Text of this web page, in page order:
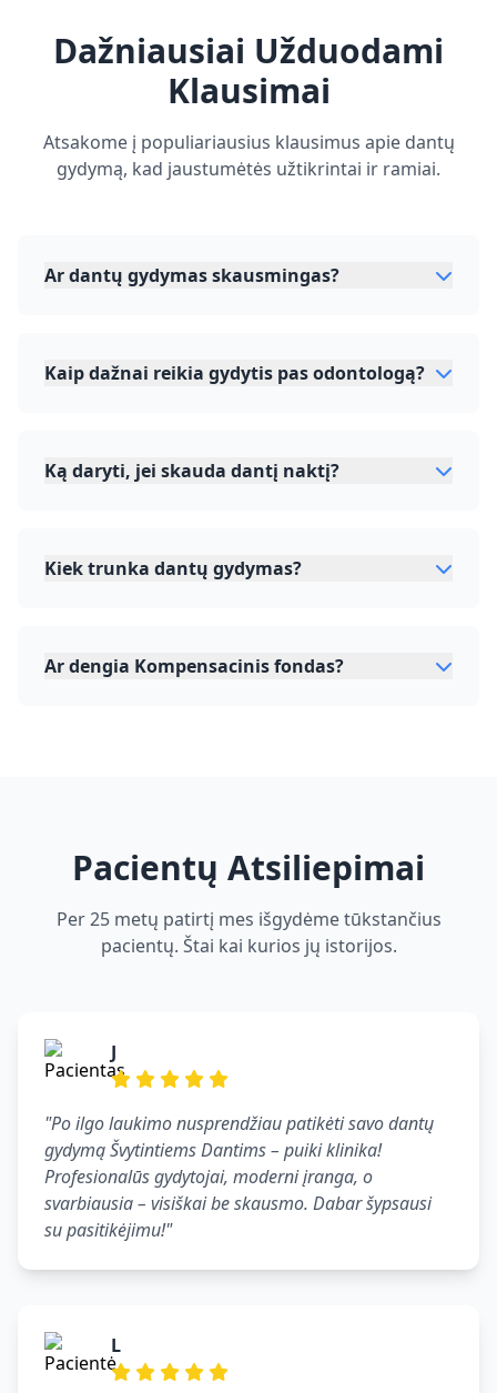
Dažniausiai Užduodami
Klausimai
Atsakome į populiariausius klausimus apie dantų
gydymą, kad jaustumėtės užtikrintai ir ramiai.
Ar dantų gydymas skausmingas?
Kaip dažnai reikia gydytis pas odontologą?
Ką daryti, jei skauda dantį naktį?
Kiek trunka dantų gydymas?
Ar dengia Kompensacinis fondas?
Pacientų Atsiliepimai
Per 25 metų patirtį mes išgydėme tūkstančius
pacientų. Štai kai kurios jų istorijos.
J
"Po ilgo laukimo nusprendžiau patikėti savo dantų
gydymą Švytintiems Dantims – puiki klinika!
Profesionalūs gydytojai, moderni įranga, o
svarbiausia – visiškai be skausmo. Dabar šypsausi
su pasitikėjimu!"
L